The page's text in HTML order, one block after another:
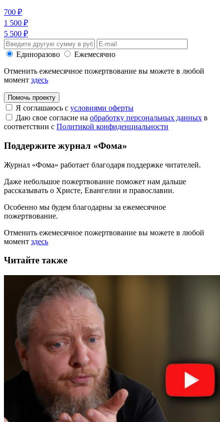
700 ₽
1 500 ₽
5 500 ₽
Единоразово
Ежемесячно
Отменить ежемесячное пожертвование вы можете в любой
момент здесь
Помочь проекту
Я соглашаюсь с условиями оферты
Даю свое согласие на обработку персональных данных в
соответствии с Политикой конфиденциальности
Поддержите журнал «Фома»
Журнал «Фома» работает благодаря поддержке читателей.
Даже небольшое пожертвование поможет нам дальше
рассказывать о Христе, Евангелии и православии.
Особенно мы будем благодарны за ежемесячное
пожертвование.
Отменить ежемесячное пожертвование вы можете в любой
момент здесь
Читайте также